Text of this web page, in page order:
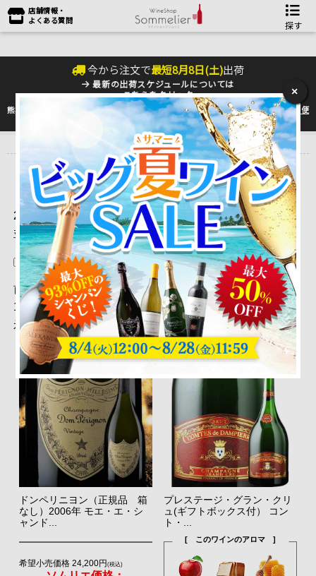
店舗情報・
よくある質問
探す
今から注文で最短8月8日(土)出荷
最新の出荷スケジュールについては
こちらをクリック
熊本地震の影響により九州への配送に遅れが生じております。最新情報は佐川急便
のHP
をご確認下さい。
ワインをタイプ別に選ぶ♪
2,536 ～ 2,550 件目を表示しています。（全3,358件）
並べ替え
在庫切れを除く
前ページを表示|1...165 |166 |167|168| 169| 170 | 17
1
172|173 |174 |175|176 ...224 |
次ページを表
示
ドンペリニヨン（正規品 箱
なし）2006年 モエ・エ・シ
ャンド...
希望小売価格 24,200円(税込)
プレステージ・グラン・クリ
ュ(ギフトボックス付） コン
ト・...
[ このワインのアロマ ]
×